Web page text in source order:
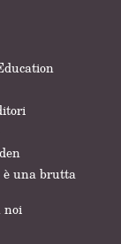
è una brutta
noi